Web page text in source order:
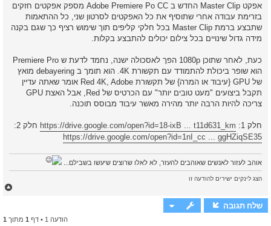
אפקט Master Clip החדש ב Adobe Premiere Po CC מספק אפקטים חזקים
בזרימת עבודה אחרי שתוסיף את כל האפקטים לסרטון שני, כל ההתאמות
שתבצע ברמת Master Clip בכל חלקי קליפים תוך שימוש רציף כך שגם בקנה
מידה גדול שינויים בכל צילום יכולים להתבצע בקלות.
כעת, לאחר שתוכן 1080p הפך לאסכולה ישנה, נחמד לדעת ש Premiere Pro
הוא שופר ביכולת להתמודד עם תקשורת 4K. הוא תומך ב debayering מואץ
של GPU {עיבוד או המרה} של תקשורת Red 4K, Adobe אומר שאתה עדיין
תקבל ביצועים "מעט טובים יותר" עם הכרטיס של Red, אבל האצת GPU
צריכה להיות הרבה יותר מהירה מאשר עיבוד מבוסס תוכנה.
חלק 1: https://drive.google.com/open?id=18-ixB ... t11d631_km חלק 2:
https://drive.google.com/open?id=1nI_cc ... ggHZiqSE35
אוהב לעזור לאנשים שאוהבים להעזר, לא לאלו שרוצים שיעשו בשבילם...
הצג לינקים ישירים להודעה זו
ל
שלח תגובה
הודעה 1 • דף 1 מתוך 1